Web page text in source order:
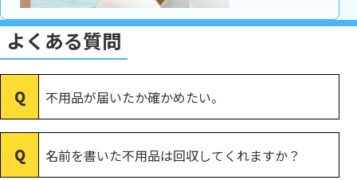
よくある質問
不用品が届いたか確かめたい。
名前を書いた不用品は回収してくれますか？